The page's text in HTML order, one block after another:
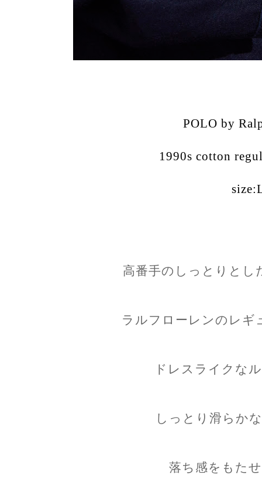
POLO by
1990s cotton
高番手のしっとりとし
ラルフローレンのレギ
ドレスライクな
しっとり滑らか
落ち感をもた